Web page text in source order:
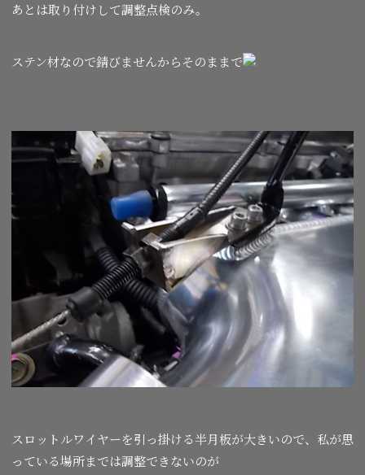
あとは取り付けして調整点検のみ。
ステン材なので錆びませんからそのままで
スロットルワイヤーを引っ掛ける半月板が大きいので、私が思
っている場所までは調整できないのが